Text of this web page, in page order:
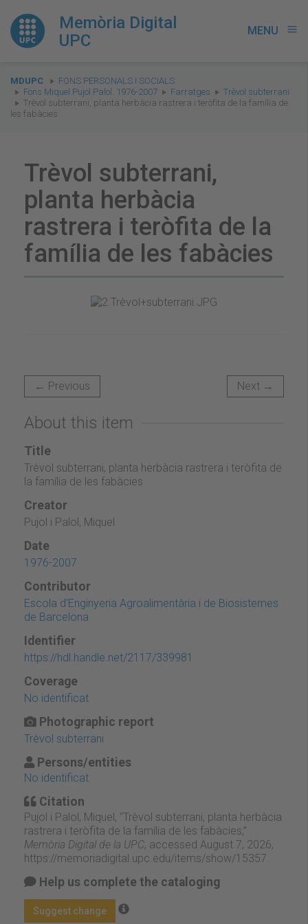
Memòria Digital
UPC
MENU menu
You
are
here:
MDUPC
FONS PERSONALS I SOCIALS
Fons Miquel Pujol Palol. 1976-2007
Farratges
Trèvol subterrani
Trèvol subterrani, planta herbàcia rastrera i teròfita de la família de
les fabàcies
Trèvol subterrani,
planta herbàcia
rastrera i teròfita de la
família de les fabàcies
← Previous Next →
About this item
Title
Trèvol subterrani, planta herbàcia rastrera i teròfita de
la família de les fabàcies
Creator
Pujol i Palol, Miquel
Date
1976-2007
Contributor
Escola d'Enginyeria Agroalimentària i de Biosistemes
de Barcelona
Identifier
https://hdl.handle.net/2117/339981
Coverage
No identificat
Photographic report
Trèvol subterrani
Persons/entities
No identificat
Citation
Pujol i Palol, Miquel, “Trèvol subterrani, planta herbàcia
rastrera i teròfita de la família de les fabàcies,”
Memòria Digital de la UPC, accessed August 7, 2026,
https://memoriadigital.upc.edu/items/show/15357
Help us complete the cataloging
Suggest change